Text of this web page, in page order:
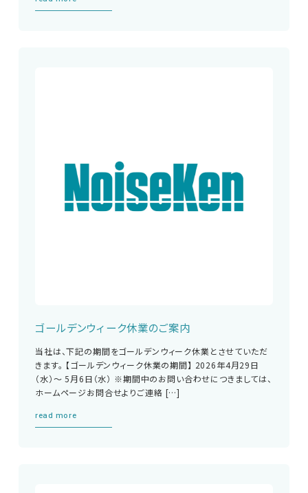
ゴールデンウィーク休業のご案内
当社は、下記の期間をゴールデンウィーク休業とさせていただ
きます。 【ゴールデンウィーク休業の期間】 2026年4月29日
（水）～ 5月6日（水） ※期間中のお問い合わせにつきましては、
ホームページお問合せよりご連絡 […]
read more